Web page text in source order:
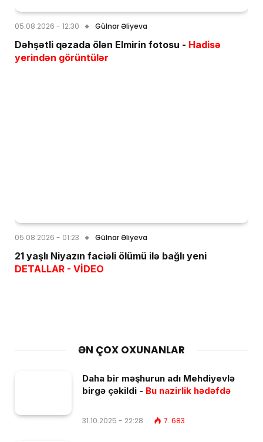
05.08.2026 - 12:30 Gülnar Əliyeva
Dəhşətli qəzada ölən Elmirin fotosu - Hadisə
yerindən görüntülər
05.08.2026 - 01:23 Gülnar Əliyeva
21 yaşlı Niyazın faciəli ölümü ilə bağlı yeni
DETALLAR - VİDEO
ƏN ÇOX OXUNANLAR
Daha bir məşhurun adı Mehdiyevlə
birgə çəkildi - Bu nazirlik hədəfdə
31.10.2025 - 22:28 7. 683